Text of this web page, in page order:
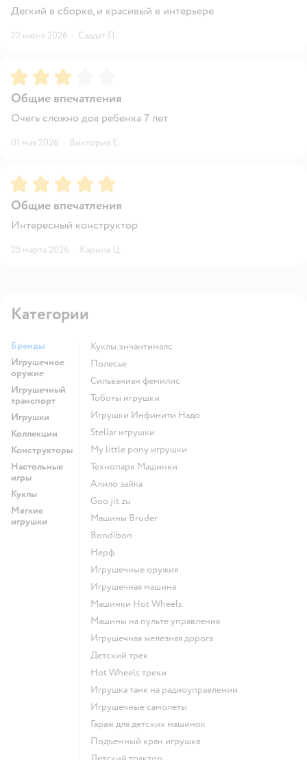
Дегкий в сборке, и красивый в интерьере
22 июня 2026 · Саадат П.
Рейтинг:3
Общие впечатления
Очегь сложно доя ребенка 7 лет
01 мая 2026 · Виктория Е.
Рейтинг:5
Общие впечатления
Интересный конструктор
25 марта 2026 · Карина Ц.
Категории
Бренды
Игрушечное
оружие
Игрушечный
транспорт
Игрушки
Коллекции
Конструкторы
Настольные
игры
Куклы
Мягкие
игрушки
Куклы энчантималс
Полесье
Сильваниан фемилис
Тоботы игрушки
Игрушки Инфинити Надо
Stellar игрушки
my little pony игрушки
Технопарк Машинки
Алило зайка
Goo jit zu
Машины Bruder
Bondibon
Нерф
Игрушечные оружия
Игрушечная машина
Машинки Hot Wheels
Машины на пульте управления
Игрушечная железная дорога
Детский трек
Hot Wheels треки
Игрушка танк на радиоуправлении
Игрушечные самолеты
Гараж для детских машинок
Подъемный кран игрушка